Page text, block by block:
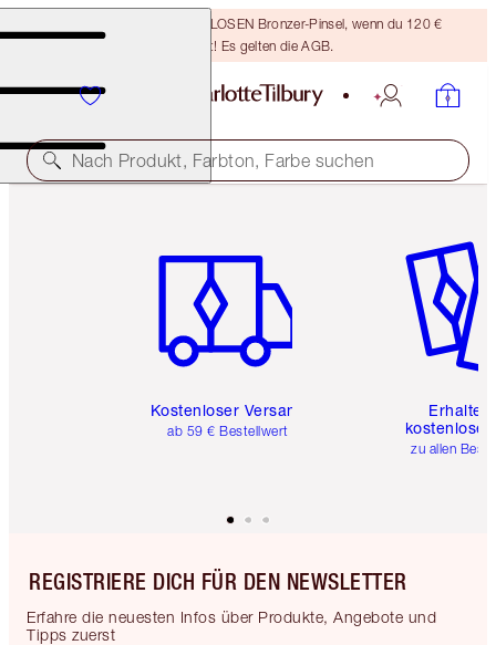
Sichere dir einen KOSTENLOSEN Bronzer-Pinsel, wenn du 120 €
ausgibst! Es gelten die AGB.
Nach Produkt, Farbton, Farbe suchen
Kostenloser Versand
ab 59 € Bestellwert
Erhalte
kostenlose
zu allen
REGISTRIERE DICH FÜR DEN NEWSLETTER
Erfahre die neuesten Infos über Produkte, Angebote und
Tipps zuerst